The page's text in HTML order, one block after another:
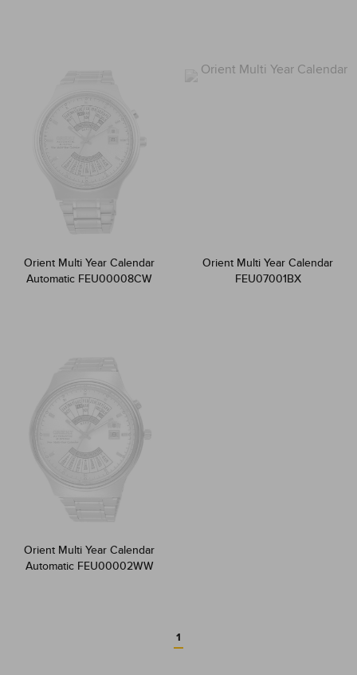
Orient Multi Year Calendar
Automatic FEU00008CW
Orient Multi Year Calendar
FEU07001BX
Orient Multi Year Calendar
Automatic FEU00002WW
1